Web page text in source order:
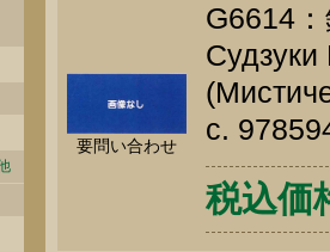
要問い合わせ
G6614
c.
税込価